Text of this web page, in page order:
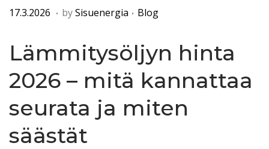
P
s
t
e
o
n
17.3.2026 8
.
2
2
6
. bySisuenergia . P
s
t
Blog
Lämmitysöljyn hinta
2026 – mitä kannattaa
seurata ja miten
säästät